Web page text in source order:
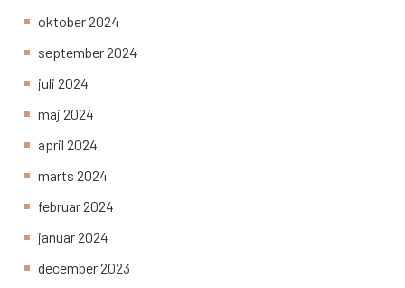
oktober 2024
september 2024
juli 2024
maj 2024
april 2024
marts 2024
februar 2024
januar 2024
december 2023